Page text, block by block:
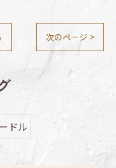
次のページ >
ドル